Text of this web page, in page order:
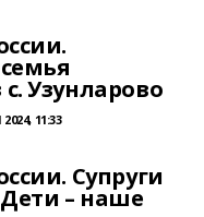
Узунларово
11:33
Супруги
– наше